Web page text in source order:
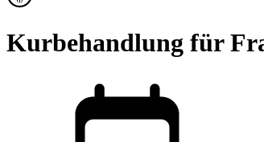
Kurbehandlung für